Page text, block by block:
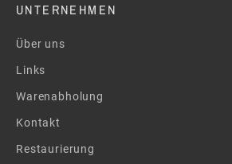
UNTERNEHMEN
Über uns
Links
Warenabholung
Kontakt
Restaurierung